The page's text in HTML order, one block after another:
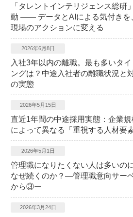
「タレントインテリジェンス総研
動 ―― データとAIによる気付きを
現場のアクションに変える
2026年6月8日
入社3年以内の離職。最も多いタイ
ングは？中途入社者の離職状況と
の実態
2026年5月15日
直近1年間の中途採用実態：企業規
によって異なる「重視する人材要素
2026年5月1日
管理職になりたくない人は多いのに
なぜ続くのか？―管理職意向サー
から③ー
2026年3月24日